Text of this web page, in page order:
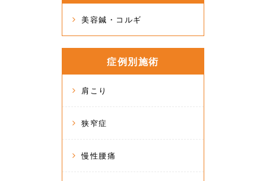
美容鍼・コルギ
症例別施術
肩こり
狭窄症
慢性腰痛